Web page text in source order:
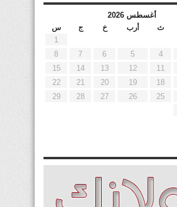
أغسطس 2026
ث أرب خ ج
س
1
4
5
6
7
8
11
12
13
14
15
18
19
20
21
22
25
26
27
28
29